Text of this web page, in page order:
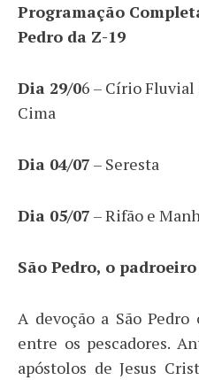
Programação
Pedro da Z-19
Dia 29/06 – Círio Fluvial
Cima
Dia 04/07 – Seresta
Dia 05/07 – Rifão e
São Pedro, o
A devoção a São
entre os pescadores.
apóstolos de Jesus